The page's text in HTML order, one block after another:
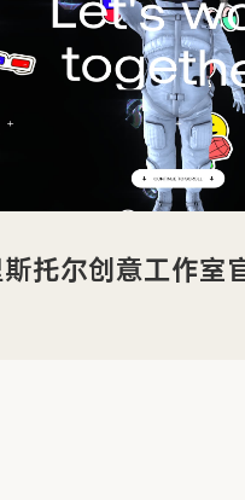
料企业 LORDIN